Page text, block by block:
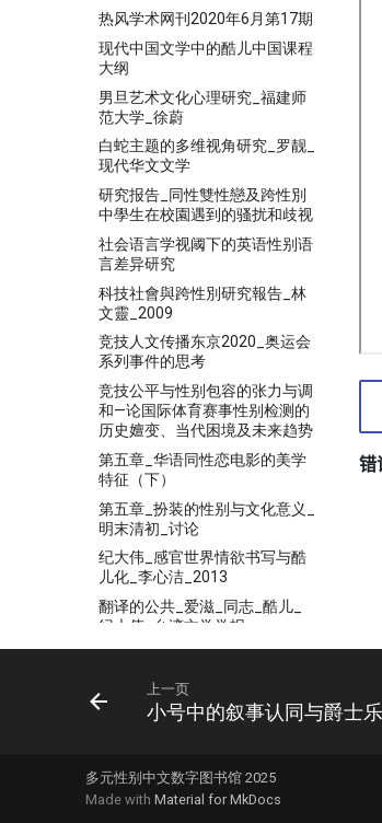
热风学术网刊2020年6月第17期
现代中国文学中的酷儿中国课程
大纲
男旦艺术文化心理研究_福建师
范大学_徐蔚
白蛇主题的多维视角研究_罗靓_
现代华文文学
研究报告_同性雙性戀及跨性別
中學生在校園遇到的骚扰和歧视
社会语言学视阈下的英语性别语
言差异研究
科技社會與跨性別研究報告_林
文靈_2009
竞技人文传播东京2020_奥运会
系列事件的思考
竞技公平与性别包容的张力与调
和—论国际体育赛事性别检测的
历史嬗变、当代困境及未来趋势
第五章_华语同性恋电影的美学
特征（下）
第五章_扮装的性别与文化意义_
明末清初_讨论
纪大伟_感官世界情欲书写与酷
儿化_李心洁_2013
翻译的公共_爱滋_同志_酷儿_
纪大伟_台湾文学学报
華人性權研究_總第七期
萨克森女性主义论坛_多元交叉
為與性別認同
上一页
小号中的叙事认同与爵士
多元性别中文数字图书馆 2025
Made with Material for MkDocs